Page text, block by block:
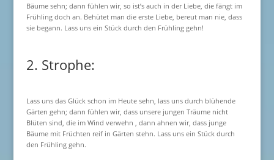
Bäume sehn; dann fühlen wir, so ist’s auch in der Liebe, die fängt im
Frühling doch an. Behütet man die erste Liebe, bereut man nie, dass
sie begann. Lass uns ein Stück durch den Frühling gehn!
2. Strophe:
Lass uns das Glück schon im Heute sehn, lass uns durch blühende
Gärten gehn; dann fühlen wir, dass unsere jungen Träume nicht
Blüten sind, die im Wind verwehn , dann ahnen wir, dass junge
Bäume mit Früchten reif in Gärten stehn. Lass uns ein Stück durch
den Frühling gehn.